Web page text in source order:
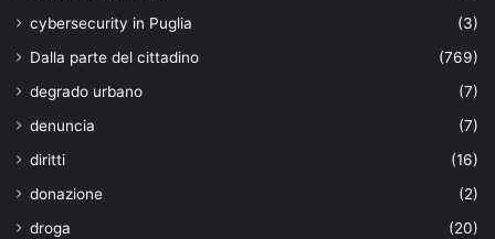
cybersecurity in Puglia
(3)
Dalla parte del cittadino
(769)
degrado urbano
(7)
denuncia
(7)
diritti
(16)
donazione
(2)
droga
(20)